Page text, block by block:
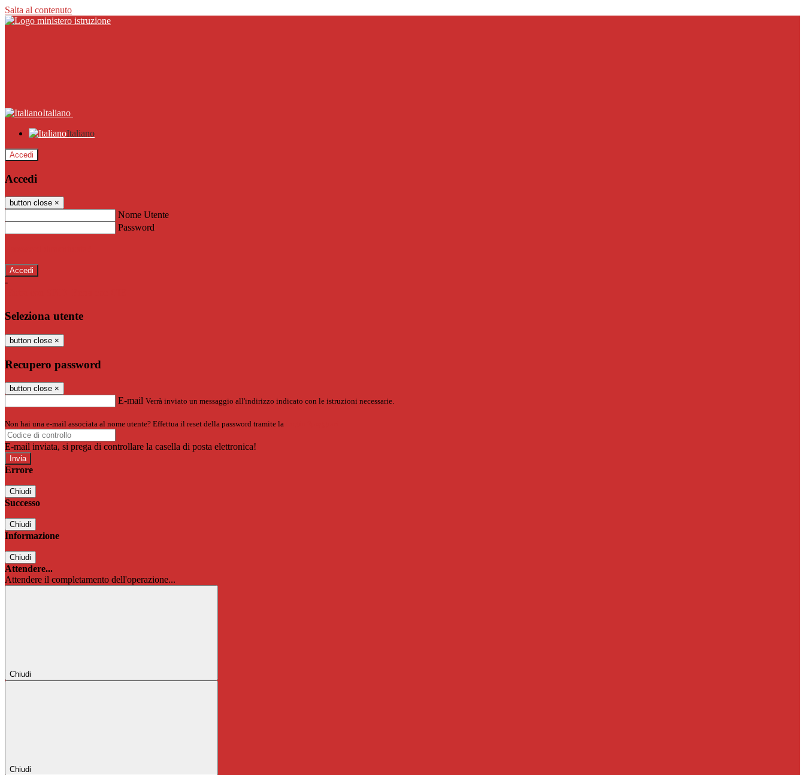
Salta al contenuto
Italiano
Italiano
Accedi
Accedi
button close ×
Nome Utente
Password
-
Seleziona utente
button close ×
Recupero password
button close ×
E-mail Verrà inviato un messaggio all'indirizzo indicato con le istruzioni necessarie.
Non hai una e-mail associata al nome utente? Effettua il reset della password tramite la
E-mail inviata, si prega di controllare la casella di posta elettronica!
Errore
Chiudi
Successo
Chiudi
Informazione
Chiudi
Attendere...
Attendere il completamento dell'operazione...
Chiudi
Chiudi